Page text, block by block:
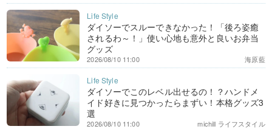
ダイソーでスルーできなかった！「後ろ姿癒
されるわ～！」使い心地も意外と良いお弁当
グッズ
海原藍
2026/08/10 11:00
ダイソーでこのレベル出せるの！？ハンドメ
イド好きに見つかったらまずい！本格グッズ3
選
michill ライフスタイル
2026/08/10 11:00